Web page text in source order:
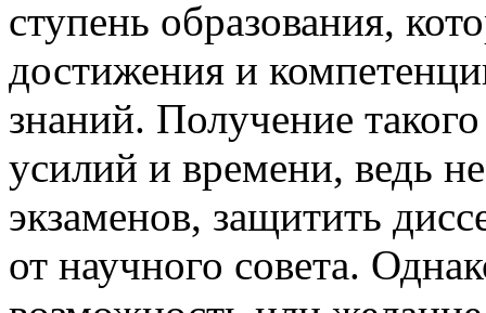
ступень образования,
достижения и
знаний. Получение
усилий и времени, ведь
экзаменов, защитить
от научного совета.